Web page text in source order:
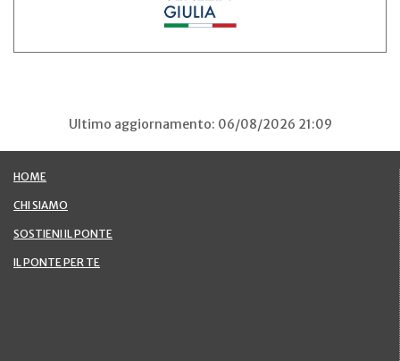
Ultimo aggiornamento: 06/08/2026 21:09
HOME
CHI SIAMO
SOSTIENI IL PONTE
IL PONTE PER TE